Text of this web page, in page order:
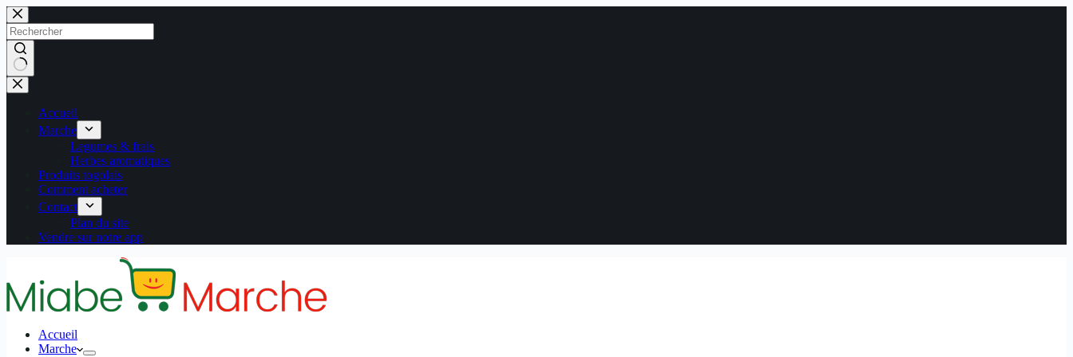
Passer
au
contenu
Aucun
résultat
Accueil
Marche
Legumes & frais
Herbes aromatiques
Produits togolais
Comment acheter
Contact
Plan du site
Vendre sur notre app
Accueil
Marche